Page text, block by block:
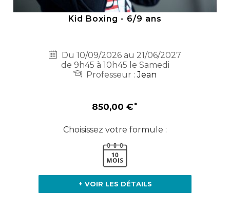
Kid Boxing - 6/9 ans
Du 10/09/2026 au 21/06/2027
de 9h45 à 10h45 le Samedi
Professeur :Jean
850,00 €
Choisissez votre formule :
+ VOIR LES DÉTAILS